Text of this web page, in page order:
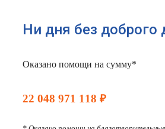
Ни дня без доброго
Оказано помощи на сумму*
22 048 971 118 ₽